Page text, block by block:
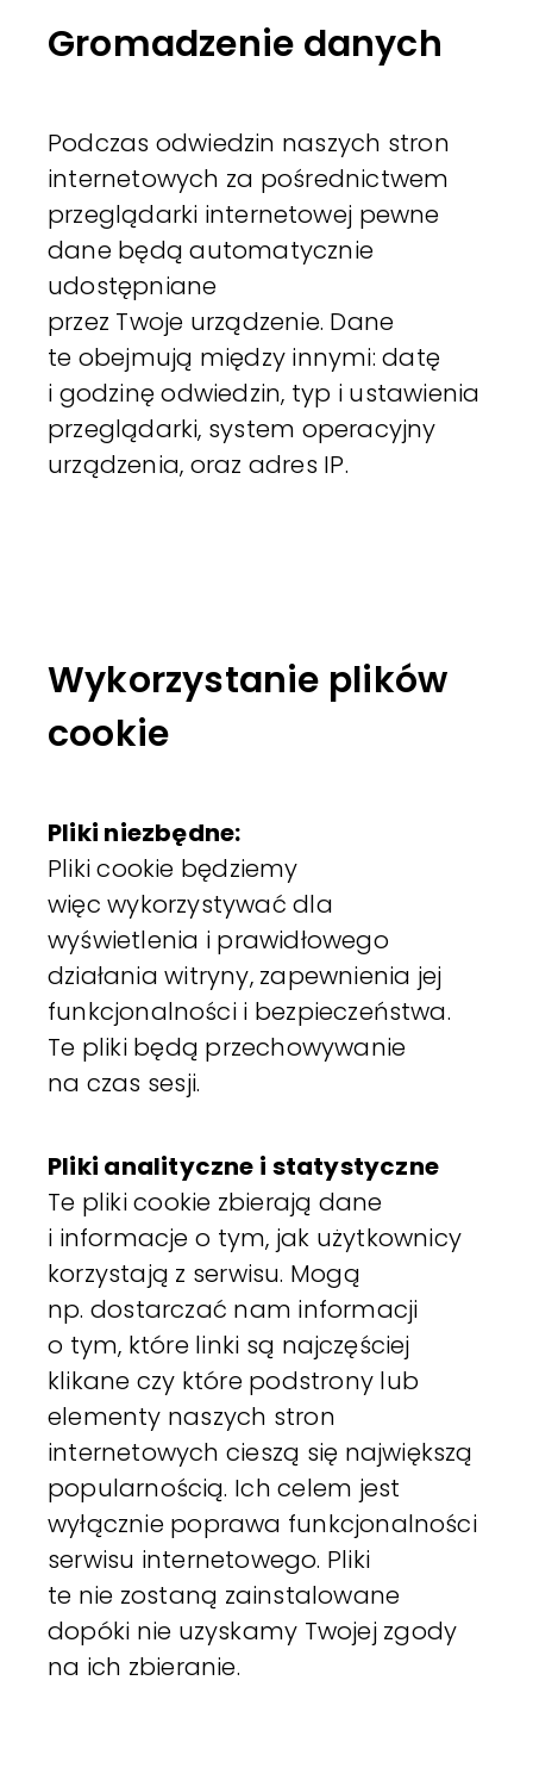
Gromadzenie danych
Podczas odwiedzin naszych stron
internetowych za pośrednictwem
przeglądarki internetowej pewne
dane będą automatycznie
udostępniane
przez Twoje urządzenie. Dane
te obejmują między innymi: datę
i godzinę odwiedzin, typ i ustawienia
przeglądarki, system operacyjny
urządzenia, oraz adres IP.
Wykorzystanie plików
cookie
Pliki niezbędne:
Pliki cookie będziemy
więc wykorzystywać dla
wyświetlenia i prawidłowego
działania witryny, zapewnienia jej
funkcjonalności i bezpieczeństwa.
Te pliki będą przechowywanie
na czas sesji.
Pliki analityczne i statystyczne
Te pliki cookie zbierają dane
i informacje o tym, jak użytkownicy
korzystają z serwisu. Mogą
np. dostarczać nam informacji
o tym, które linki są najczęściej
klikane czy które podstrony lub
elementy naszych stron
internetowych cieszą się największą
popularnością. Ich celem jest
wyłącznie poprawa funkcjonalności
serwisu internetowego. Pliki
te nie zostaną zainstalowane
dopóki nie uzyskamy Twojej zgody
na ich zbieranie.